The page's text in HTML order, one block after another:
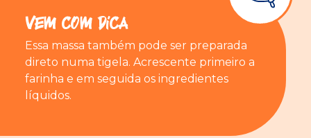
Vem com Dica
Essa massa também pode ser preparada
direto numa tigela. Acrescente primeiro a
farinha e em seguida os ingredientes
líquidos.